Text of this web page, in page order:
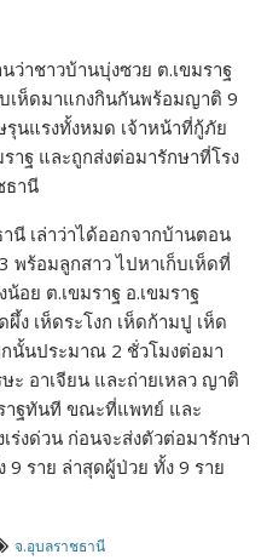
ว่าชาวบ้านบุ่งซวย ต.เขมราฐ
บเห็ดมาแกงกินกันพร้อมญาติ 9
นแรงทั้งหมด เจ้าหน้าที่กู้ภัย
าฐ และถูกส่งต่อมารักษาที่โรง
ธานี
นี เล่าว่าได้ออกจากบ้านตอน
พร้อมลูกสาว ไปหาเก็บเห็ดที่
อย ต.เขมราฐ อ.เขมราฐ
ง เห็ดระโงก เห็ดก้ามปู เห็ด
นั้นประมาณ 2 ชั่วโมงต่อมา
ะ อาเจียน และถ่ายเหลว ญาติ
าฐทันที ขณะที่แพทย์ และ
ร่งด่วน ก่อนจะส่งตัวต่อมารักษา
9 ราย ล่าสุดผู้ป่วย ทั้ง 9 ราย
จ.อุบลราชธานี